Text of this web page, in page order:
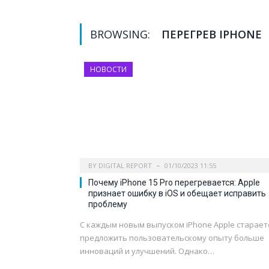
BROWSING: ПЕРЕГРЕВ IPHONE
НОВОСТИ
BY DIGITAL REPORT 01/10/2023 11:55
Почему iPhone 15 Pro перегревается: Apple
признает ошибку в iOS и обещает исправить
проблему
С каждым новым выпуском iPhone Apple
предложить пользовательскому опыту больше
инноваций и улучшений. Однако…